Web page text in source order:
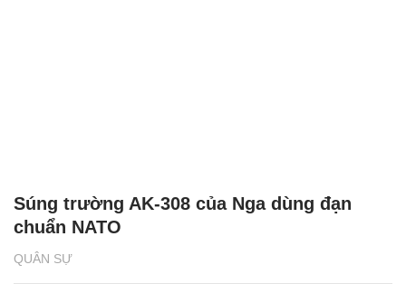
QUÂN SỰ
Súng trường AK-308 của Nga dùng đạn
chuẩn NATO